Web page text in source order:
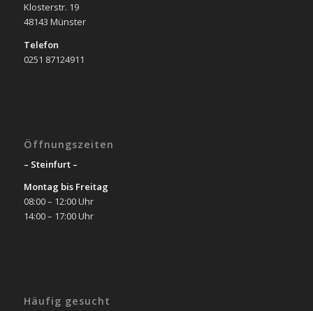
Klosterstr. 19
48143 Münster
Telefon
0251 87124911
Öffnungszeiten
– Steinfurt –
Montag bis Freitag
08:00 – 12:00 Uhr
14:00 – 17:00 Uhr
Häufig gesucht